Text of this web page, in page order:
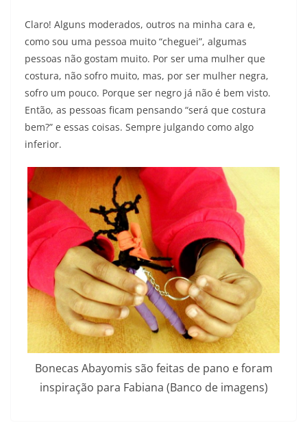
Claro! Alguns moderados, outros na minha cara e,
como sou uma pessoa muito “cheguei”, algumas
pessoas não gostam muito. Por ser uma mulher que
costura, não sofro muito, mas, por ser mulher negra,
sofro um pouco. Porque ser negro já não é bem visto.
Então, as pessoas ficam pensando “será que costura
bem?” e essas coisas. Sempre julgando como algo
inferior.
Bonecas Abayomis são feitas de pano e foram
inspiração para Fabiana (Banco de imagens)